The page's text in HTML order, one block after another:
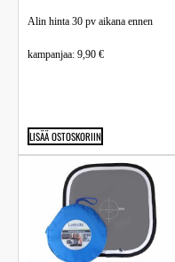
Alin hinta 30 pv aikana ennen
kampanjaa: 9,90 €
LISÄÄ OSTOSKORIIN